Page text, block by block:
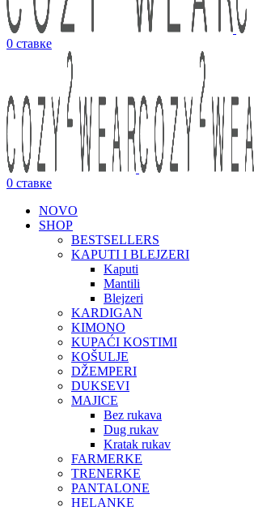
0 ставке
0 ставке
NOVO
SHOP
BESTSELLERS
KAPUTI I BLEJZERI
Kaputi
Mantili
Blejzeri
KARDIGAN
KIMONO
KUPAĆI KOSTIMI
KOŠULJE
DŽEMPERI
DUKSEVI
MAJICE
Bez rukava
Dug rukav
Kratak rukav
FARMERKE
TRENERKE
PANTALONE
HELANKE